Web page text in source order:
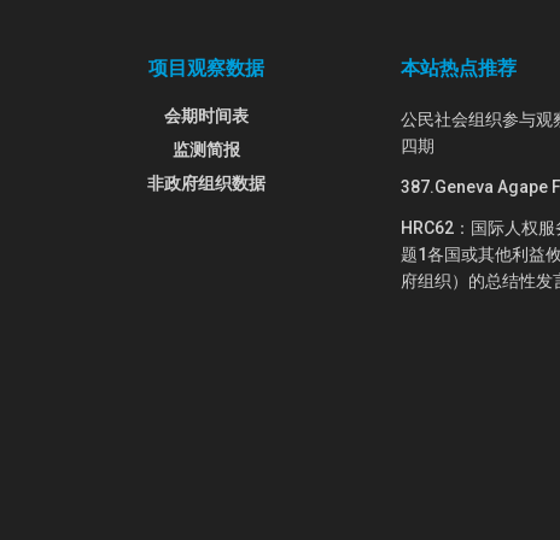
项目观察数据
会期时间表
监测简报
非政府组织数据
本站热点推荐
公民社会组织参与观
四期
387.Geneva Agape
HRC62：国际人权
题1各国或其他利益
府组织）的总结性发